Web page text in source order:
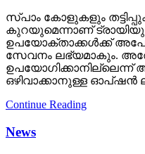
സ്പാം കോളുകളും
കുറയുമെന്നാണ്
ഉപയോക്താക്കള്‍ക്ക്
സേവനം ലഭ്യമാകും.
ഉപയോഗിക്കാനില്ലെന്ന്
ഒഴിവാക്കാനുള്ള ഓപ്ഷന്‍
Continue Reading
News